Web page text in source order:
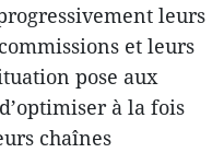
leurs
et leurs
pose aux
à la fois
chaînes